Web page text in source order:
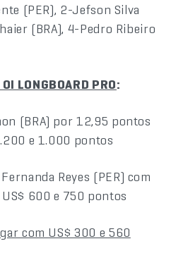
(PER), 2-Jefson Silva
(BRA), 4-Pedro Ribeiro
LONGBOARD PRO:
(BRA) por 12,95 pontos
e 1.000 pontos
Reyes (PER) com
600 e 750 pontos
com US$ 300 e 560